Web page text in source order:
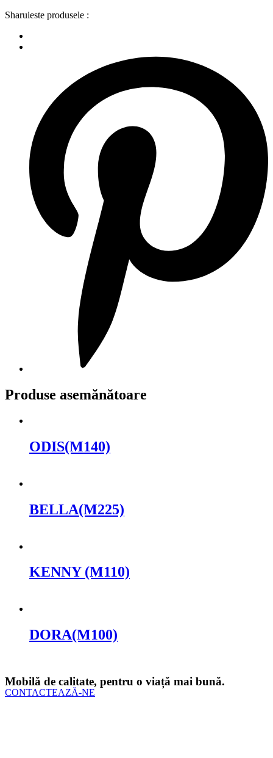
Sharuieste produsele :
Produse asemănătoare
ODIS(M140)
BELLA(M225)
KENNY (M110)
DORA(M100)
Mobilă de calitate, pentru o viață mai bună.
CONTACTEAZĂ-NE